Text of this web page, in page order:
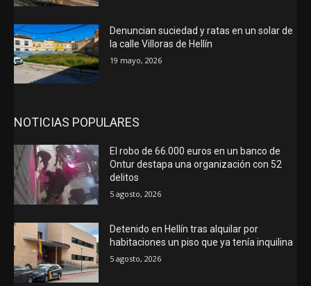
Denuncian suciedad y ratas en un solar de
la calle Villoras de Hellín
19 mayo, 2026
NOTICIAS POPULARES
El robo de 66.000 euros en un banco de
Ontur destapa una organización con 52
delitos
5 agosto, 2026
Detenido en Hellín tras alquilar por
habitaciones un piso que ya tenía inquilina
5 agosto, 2026